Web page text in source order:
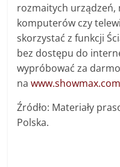
rozmaitych
komputerów czy
skorzystać z funkcji
bez dostępu do
wypróbować za
nawww.showmax.com
Źródło: Materiały
Polska.